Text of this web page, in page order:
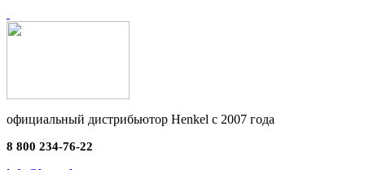
официальный дистрибьютор Henkel с 2007 года
8 800 234-76-22